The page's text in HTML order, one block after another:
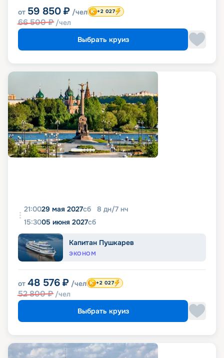
от 59 850 ₽ /чел
66 500₽ /чел
+2 027
Выбрать круиз
21:0029 мая 2027сб 8 дн/7 нч
15:3005 июня 2027сб
Капитан Пушкарев
ЭКОНОМ
от 48 576 ₽ /чел
52 800₽ /чел
+2 027
Выбрать круиз